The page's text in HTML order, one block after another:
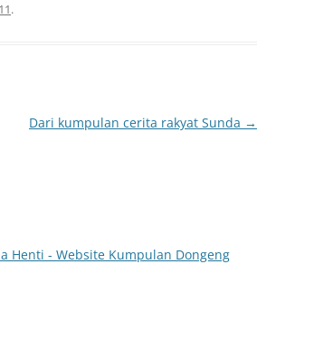
.
Dari kumpulan cerita rakyat Sunda →
Henti - Website Kumpulan Dongeng